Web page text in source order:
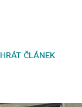
ČLÁNEK